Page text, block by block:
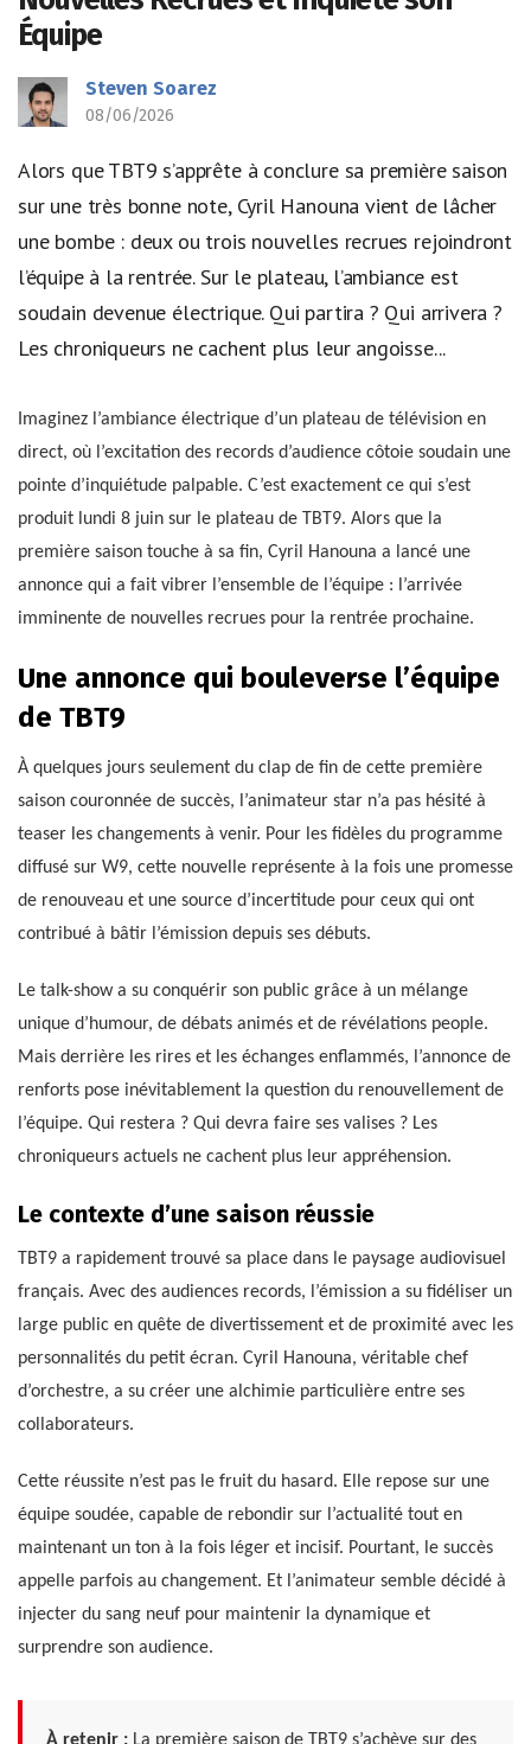
Équipe
Steven Soarez
08/06/2026
Alors que TBT9 s’apprête à conclure sa première saison
sur une très bonne note, Cyril Hanouna vient de lâcher
une bombe : deux ou trois nouvelles recrues rejoindront
l’équipe à la rentrée. Sur le plateau, l’ambiance est
soudain devenue électrique. Qui partira ? Qui arrivera ?
Les chroniqueurs ne cachent plus leur angoisse...
Imaginez l’ambiance électrique d’un plateau de télévision en
direct, où l’excitation des records d’audience côtoie soudain une
pointe d’inquiétude palpable. C’est exactement ce qui s’est
produit lundi 8 juin sur le plateau de TBT9. Alors que la
première saison touche à sa fin, Cyril Hanouna a lancé une
annonce qui a fait vibrer l’ensemble de l’équipe : l’arrivée
imminente de nouvelles recrues pour la rentrée prochaine.
Une annonce qui bouleverse l’équipe
de TBT9
À quelques jours seulement du clap de fin de cette première
saison couronnée de succès, l’animateur star n’a pas hésité à
teaser les changements à venir. Pour les fidèles du programme
diffusé sur W9, cette nouvelle représente à la fois une promesse
de renouveau et une source d’incertitude pour ceux qui ont
contribué à bâtir l’émission depuis ses débuts.
Le talk-show a su conquérir son public grâce à un mélange
unique d’humour, de débats animés et de révélations people.
Mais derrière les rires et les échanges enflammés, l’annonce de
renforts pose inévitablement la question du renouvellement de
l’équipe. Qui restera ? Qui devra faire ses valises ? Les
chroniqueurs actuels ne cachent plus leur appréhension.
Le contexte d’une saison réussie
TBT9 a rapidement trouvé sa place dans le paysage audiovisuel
français. Avec des audiences records, l’émission a su fidéliser un
large public en quête de divertissement et de proximité avec les
personnalités du petit écran. Cyril Hanouna, véritable chef
d’orchestre, a su créer une alchimie particulière entre ses
collaborateurs.
Cette réussite n’est pas le fruit du hasard. Elle repose sur une
équipe soudée, capable de rebondir sur l’actualité tout en
maintenant un ton à la fois léger et incisif. Pourtant, le succès
appelle parfois au changement. Et l’animateur semble décidé à
injecter du sang neuf pour maintenir la dynamique et
surprendre son audience.